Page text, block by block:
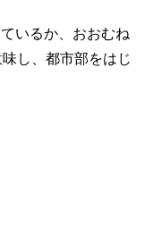
いるか、おおむね
し、都市部をはじ